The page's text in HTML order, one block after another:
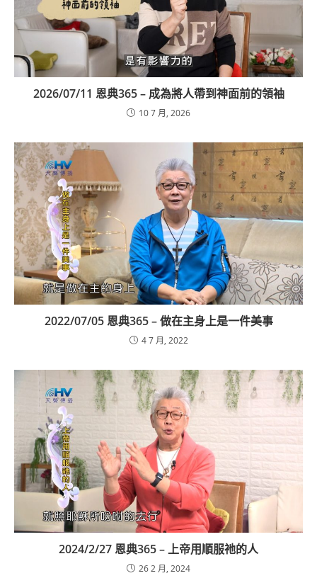
2026/07/11 恩典365 – 成為將人帶到神面前的領袖
10 7 月, 2026
2022/07/05 恩典365 – 做在主身上是一件美事
4 7 月, 2022
2024/2/27 恩典365 – 上帝用順服祂的人
26 2 月, 2024